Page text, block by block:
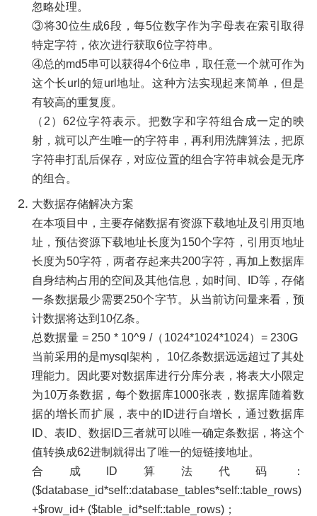
忽略处理。
③将30位生成6段，每5位数字作为字母表在索引取得
特定字符，依次进行获取6位字符串。
④总的md5串可以获得4个6位串，取任意一个就可作为
这个长url的短url地址。这种方法实现起来简单，但是
有较高的重复度。
（2）62位字符表示。把数字和字符组合成一定的映
射，就可以产生唯一的字符串，再利用洗牌算法，把原
字符串打乱后保存，对应位置的组合字符串就会是无序
的组合。
大数据存储解决方案
在本项目中，主要存储数据有资源下载地址及引用页地
址，预估资源下载地址长度为150个字符，引用页地址
长度为50字符，两者存起来共200字符，再加上数据库
自身结构占用的空间及其他信息，如时间、ID等，存储
一条数据最少需要250个字节。从当前访问量来看，预
计数据将达到10亿条。
总数据量 = 250 * 10^9 /（1024*1024*1024）= 230G
当前采用的是mysql架构， 10亿条数据远远超过了其处
理能力。因此要对数据库进行分库分表，将表大小限定
为10万条数据，每个数据库1000张表，数据库随着数
据的增长而扩展，表中的ID进行自增长，通过数据库
ID、表ID、数据ID三者就可以唯一确定条数据，将这个
值转换成62进制就得出了唯一的短链接地址。
合成ID算法代码：
($database_id*self::database_tables*self::table_rows)
+$row_id+ ($table_id*self::table_rows)；